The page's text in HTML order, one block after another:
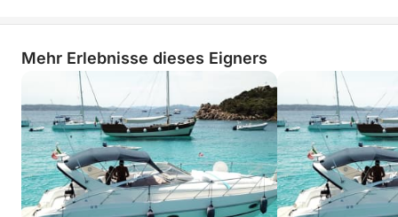
Mehr Erlebnisse dieses Eigners